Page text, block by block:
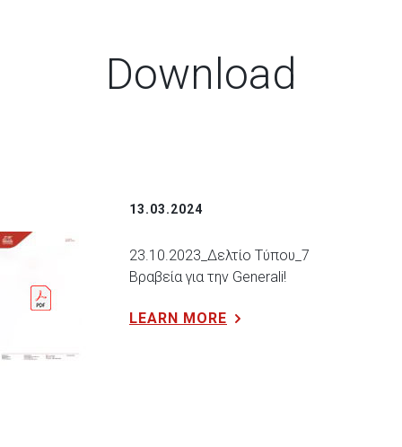
Download
13.03.2024
23.10.2023_Δελτίο Τύπου_7
Bραβεία για την Generali!
LEARN MORE